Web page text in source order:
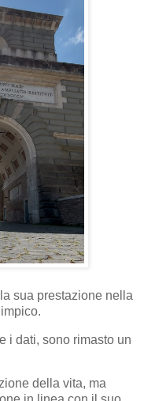
sua prestazione nella
i dati, sono rimasto un
della vita, ma